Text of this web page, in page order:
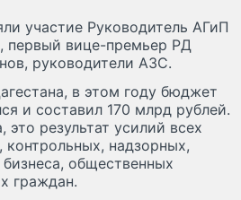
участие Руководитель АГиП
первый вице-премьер РД
руководители АЗС.
в этом году бюджет
и составил 170 млрд рублей.
результат усилий всех
контрольных, надзорных,
общественных
граждан.